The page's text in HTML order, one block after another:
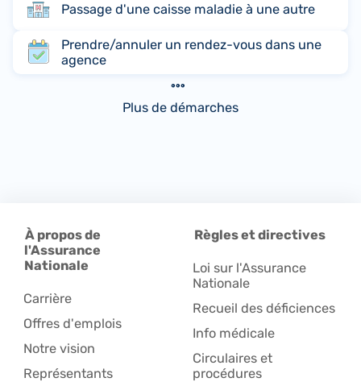
Passage d'une caisse maladie à une autre
Prendre/annuler un rendez-vous dans une
agence
Plus de démarches
À propos de
l'Assurance
Nationale
Carrière
Offres d'emplois
Notre vision
Représentants
Règles et directives
Loi sur l'Assurance
Nationale
Recueil des déficiences
Info médicale
Circulaires et
procédures